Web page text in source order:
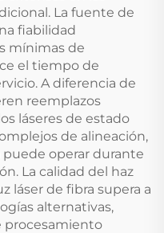
La fuente de
fiabilidad
mínimas de
el tiempo de
A diferencia de
reemplazos
láseres de estado
de alineación,
puede operar durante
La calidad del haz
láser de fibra supera a
alternativas,
procesamiento